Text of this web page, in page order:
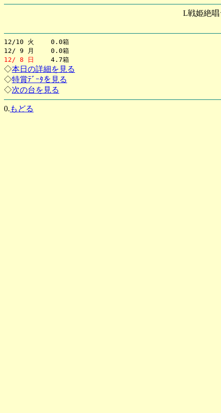
L戦姫絶
12/10 火 0.0箱
12/ 9 月 0.0箱
12/ 8 日
4.7箱
◇本日の詳細を見る
◇特賞ﾃﾞｰﾀを見る
◇次の台を見る
0. もどる